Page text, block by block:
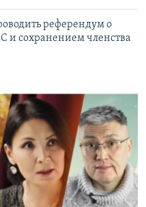
референдум о
и сохранением членства